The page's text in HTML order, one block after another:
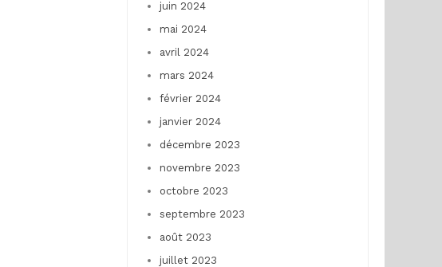
juin 2024
mai 2024
avril 2024
mars 2024
février 2024
janvier 2024
décembre 2023
novembre 2023
octobre 2023
septembre 2023
août 2023
juillet 2023